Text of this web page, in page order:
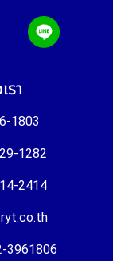
า
1803
1282
2414
3961806